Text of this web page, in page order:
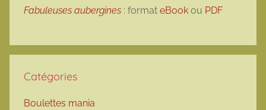
Fabuleuses aubergines : format eBook ou PDF
Catégories
Boulettes mania